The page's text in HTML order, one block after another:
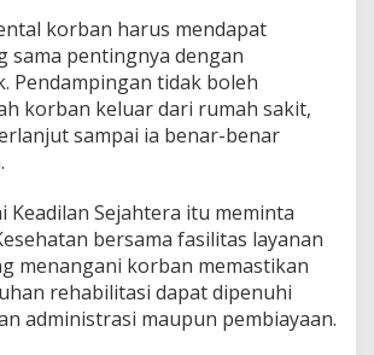
i
korban harus mendapat
sama pentingnya dengan
Pendampingan tidak boleh
korban keluar dari rumah sakit,
sampai ia benar-benar
Keadilan Sejahtera itu meminta
bersama fasilitas layanan
menangani korban memastikan
rehabilitasi dapat dipenuhi
administrasi maupun pembiayaan.